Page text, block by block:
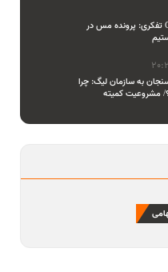
تفکری: پرونده مس در CAS باز است؛ تا آخرین لحظه
به سازمان لیگ: چرا
مشروعیت کمیته